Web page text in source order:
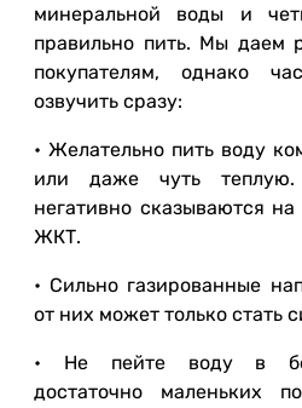
минеральной воды и
правильно пить. Мы даем
покупателям, однако
озвучить сразу:
• Желательно пить воду
или даже чуть теплую.
негативно сказываются
ЖКТ.
• Сильно газированные
от них может только стать
• Не пейте воду в
достаточно маленьких